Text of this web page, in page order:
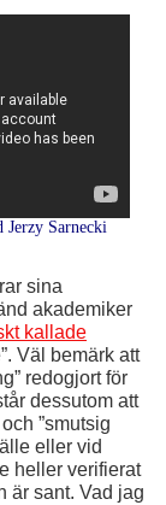
Jerzy Sarnecki
sina
akademiker
kallade
Väl bemärk att
redogjort för
dessutom att
”smutsig
eller vid
heller verifierat
är sant. Vad jag